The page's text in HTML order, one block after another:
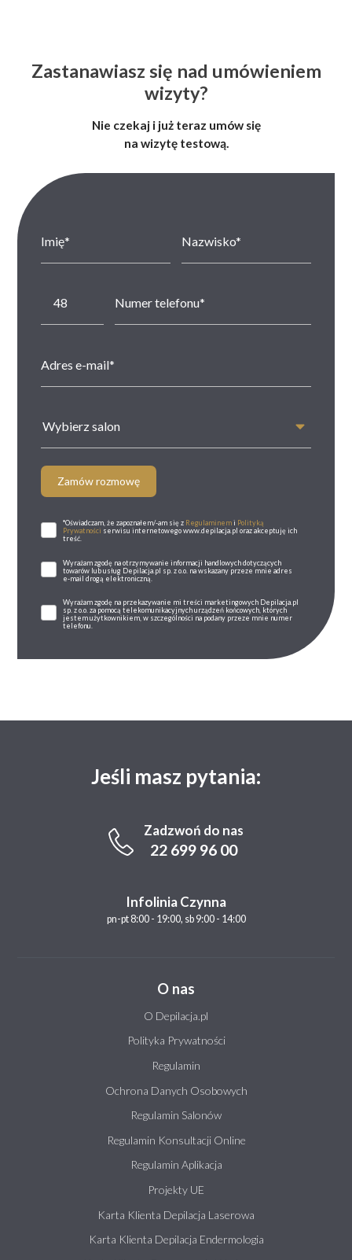
Zastanawiasz się nad umówieniem
wizyty?
Nie czekaj i już teraz umów się
na wizytę testową.
Wybierz salon
Zamów rozmowę
*Oświadczam, że zapoznałem/-am się z Regulaminemi Polityką
Prywatności serwisu internetowego www.depilacja.pl oraz akceptuję ich
treść.
Wyrażam zgodę na otrzymywanie informacji handlowych dotyczących
towarów lub usług Depilacja.pl sp. z o.o. na wskazany przeze mnie adres
e-mail drogą elektroniczną.
Wyrażam zgodę na przekazywanie mi treści marketingowych Depilacja.pl
sp. z o.o. za pomocą telekomunikacyjnych urządzeń końcowych, których
jestem użytkownikiem, w szczególności na podany przeze mnie numer
telefonu.
Jeśli masz pytania:
Zadzwoń do nas
22 699 96 00
Infolinia Czynna
pn-pt 8:00 - 19:00, sb 9:00 - 14:00
O nas
O Depilacja.pl
Polityka Prywatności
Regulamin
Ochrona Danych Osobowych
Regulamin Salonów
Regulamin Konsultacji Online
Regulamin Aplikacja
Projekty UE
Karta Klienta Depilacja Laserowa
Karta Klienta Depilacja Endermologia